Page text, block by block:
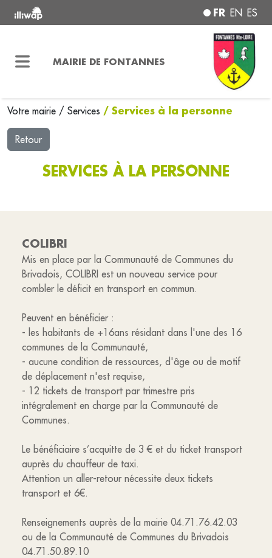
FR EN ES
MAIRIE DE FONTANNES
Votre mairie / Services / Services à la personne
Retour
SERVICES À LA PERSONNE
COLIBRI
Mis en place par la Communauté de Communes du
Brivadois, COLIBRI est un nouveau service pour
combler le déficit en transport en commun.
Peuvent en bénéficier :
- les habitants de +16ans résidant dans l'une des 16
communes de la Communauté,
- aucune condition de ressources, d'âge ou de motif
de déplacement n'est requise,
- 12 tickets de transport par trimestre pris
intégralement en charge par la Communauté de
Communes.
Le bénéficiaire s’acquitte de 3 € et du ticket transport
auprès du chauffeur de taxi.
Attention un aller-retour nécessite deux tickets
transport et 6€.
Renseignements auprès de la mairie 04.71.76.42.03
ou de la Communauté de Communes du Brivadois
04.71.50.89.10